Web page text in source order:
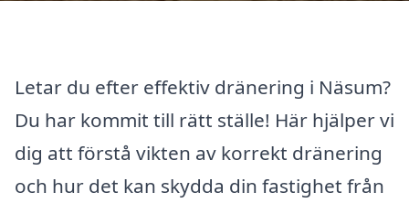
Letar du efter effektiv dränering i Näsum?
Du har kommit till rätt ställe! Här hjälper vi
dig att förstå vikten av korrekt dränering
och hur det kan skydda din fastighet från